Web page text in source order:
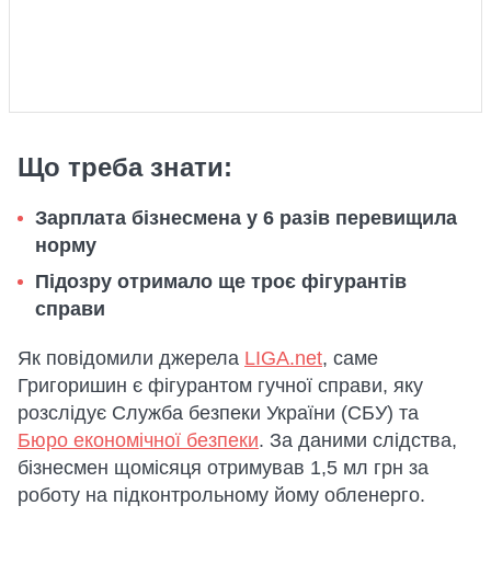
Що треба знати:
Зарплата бізнесмена у 6 разів перевищила
норму
Підозру отримало ще троє фігурантів
справи
Як повідомили джерела LIGA.net, саме
Григоришин є фігурантом гучної справи, яку
розслідує Служба безпеки України (СБУ) та
Бюро економічної безпеки. За даними слідства,
бізнесмен щомісяця отримував 1,5 мл грн за
роботу на підконтрольному йому обленерго.